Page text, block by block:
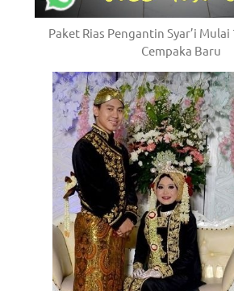
Paket Rias Pengantin Syar’i
Cempaka Baru